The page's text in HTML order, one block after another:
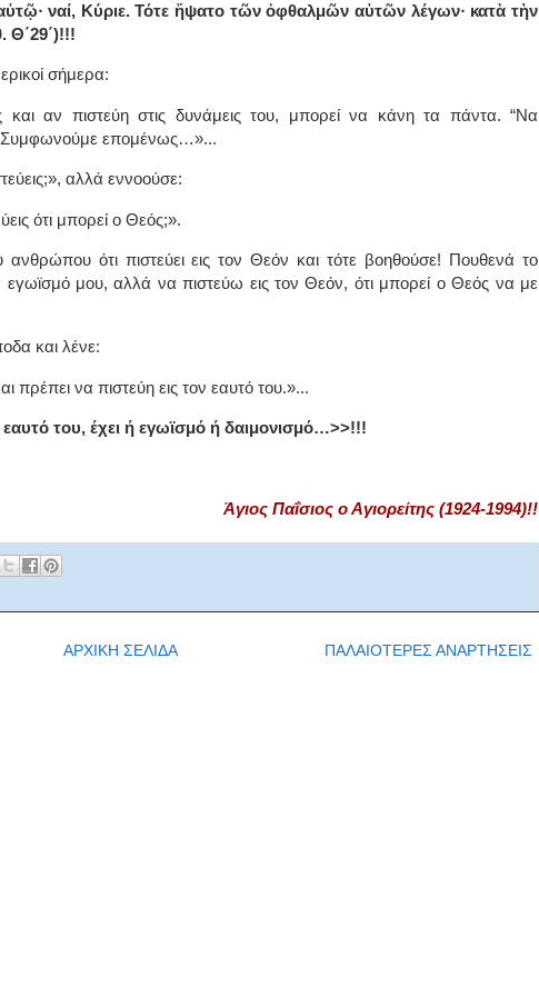
ναί, Κύριε. Τότε ἥψατο τῶν ὀφθαλμῶν αὐτῶν λέγων· κατὰ τὴν
Θ΄29΄)!!!
σήμερα:
και αν πιστεύη στις δυνάμεις του, μπορεί να κάνη τα πάντα. “Να
Συμφωνούμε επομένως…»...
αλλά εννοούσε:
ότι μπορεί ο Θεός;».
ανθρώπου ότι πιστεύει εις τον Θεόν και τότε βοηθούσε! Πουθενά το
εγωϊσμό μου, αλλά να πιστεύω εις τον Θεόν, ότι μπορεί ο Θεός να με
και λένε:
πρέπει να πιστεύη εις τον εαυτό του.»...
εαυτό του, έχει ή εγωϊσμό ή δαιμονισμό…>>!!!
Άγιος Παΐσιος ο Αγιορείτης (1924-1994)!!
ΠΑΛΑΙΟΤΕΡΕΣ ΑΝΑΡΤΗΣΕΙΣ
ΑΡΧΙΚΗ ΣΕΛΙΔΑ